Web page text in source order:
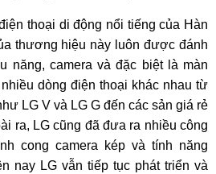
thoại di động nổi tiếng của Hàn
thương hiệu này luôn được đánh
năng, camera và đặc biệt là màn
dòng điện thoại khác nhau từ
LG V và LG G đến các sản giá rẻ
ra, LG cũng đã đưa ra nhiều công
cong camera kép và tính năng
nay LG vẫn tiếp tục phát triển và